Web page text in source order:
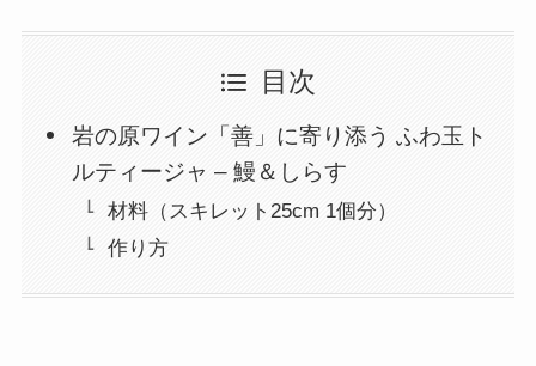
目次
岩の原ワイン「善」に寄り添う ふわ玉ト
ルティージャ – 鰻＆しらす
材料（スキレット25cm 1個分）
作り方